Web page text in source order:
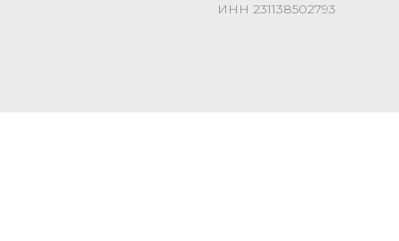
ИНН 231138502793